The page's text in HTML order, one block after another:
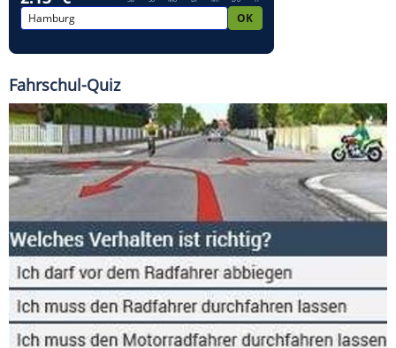
Fahrschul-Quiz